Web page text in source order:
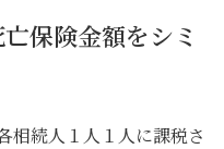
保険金額をシミ
相続人１人１人に課税さ